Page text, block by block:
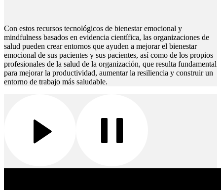
Con estos recursos tecnológicos de bienestar emocional y
mindfulness basados en evidencia científica, las organizaciones de
salud pueden crear entornos que ayuden a mejorar el bienestar
emocional de sus pacientes y sus pacientes, así como de los propios
profesionales de la salud de la organización, que resulta fundamental
para mejorar la productividad, aumentar la resiliencia y construir un
entorno de trabajo más saludable.